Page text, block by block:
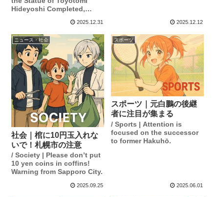
Hideyoshi Completed,
2025.12.31 2025.12.12
ニュース・社会
社会｜棺に10円玉入れな
いで！札幌市の注意
/ Society | Please don’t put
10 yen coins in coffins!
Warning from Sapporo City.
2025.09.25
スポーツ
スポーツ｜元白鵬の後継
者に注目が集まる
/ Sports | Attention is
focused on the successor
to former Hakuhō.
2025.06.01